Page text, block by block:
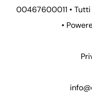
00467600011 •
•